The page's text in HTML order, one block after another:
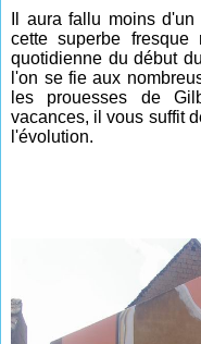
Il aura fallu moins
cette superbe
quotidienne du début
l'on se fie aux
les prouesses de
vacances, il vous suffit
l'évolution.